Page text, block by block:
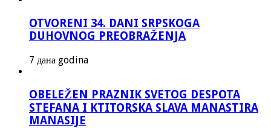
OTVORENI 34. DANI SRPSKOGA
DUHOVNOG PREOBRAŽENJA
7 дана godina
OBELEŽEN PRAZNIK SVETOG DESPOTA
STEFANA I KTITORSKA SLAVA MANASTIRA
MANASIJE